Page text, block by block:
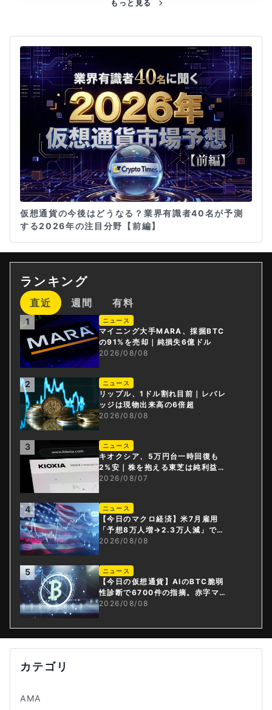
もっと見る
仮想通貨の今後はどうなる？業界有識者40名が予測
する2026年の注目分野【前編】
ランキング
直近 週間 有料
1 ニュース
マイニング大手MARA、採掘BTC
の91%を売却｜純損失6億ドル
2026/08/08
2 ニュース
リップル、1ドル割れ目前｜レバレ
ッジは現物出来高の6倍超
2026/08/08
3 ニュース
キオクシア、5万円台一時回復も
2%安｜株を抱える東芝は純利益3
0倍
2026/08/07
4 ニュース
【今日のマクロ経済】米7月雇用
「予想8万人増→2.3万人減」で利
上げ観測後退
2026/08/08
5 ニュース
【今日の仮想通貨】AIのBTC脆弱
性診断で6700件の指摘。赤字マイ
ニング企業はAIに賭ける
2026/08/08
カテゴリ
AMA